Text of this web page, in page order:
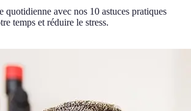
quotidienne avec nos 10 astuces pratiques
temps et réduire le stress.